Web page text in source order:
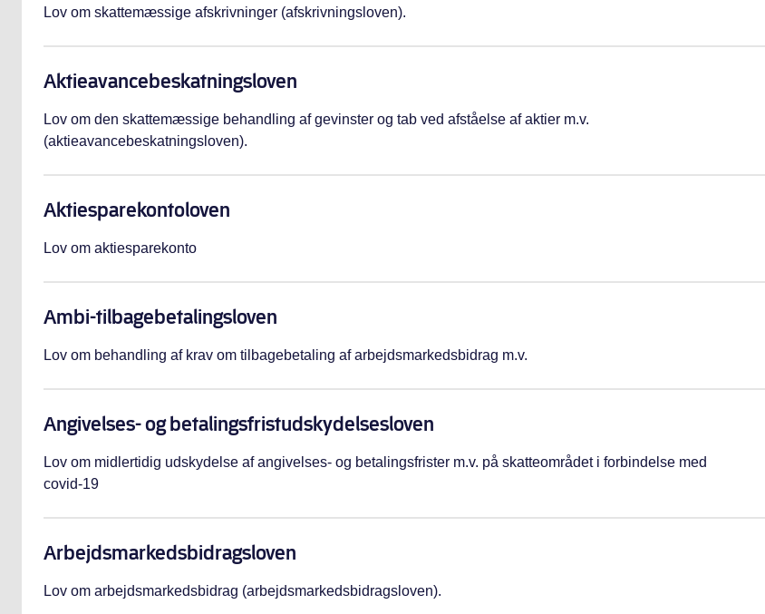
Lov om skattemæssige afskrivninger (afskrivningsloven).
Aktieavance­beskatningsloven
Lov om den skattemæssige behandling af gevinster og tab ved afståelse af aktier m.v.
(aktieavancebeskatningsloven).
Aktiesparekontoloven
Lov om aktiesparekonto
Ambi-tilbagebetalingsloven
Lov om behandling af krav om tilbagebetaling af arbejdsmarkedsbidrag m.v.
Angivelses- og betalingsfristudskydelsesloven
Lov om midlertidig udskydelse af angivelses- og betalingsfrister m.v. på skatteområdet i forbindelse med
covid-19
Arbejdsmarkedsbidragsloven
Lov om arbejdsmarkedsbidrag (arbejdsmarkedsbidragsloven).